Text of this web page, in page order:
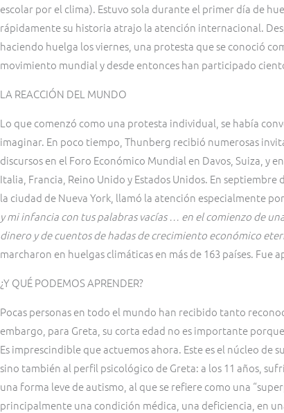
escolar por el clima). Estuvo sola durante el primer día de
rápidamente su historia atrajo la atención internacional.
haciendo huelga los viernes, una protesta que se conoció
movimiento mundial y desde entonces han participado
LA REACCIÓN DEL MUNDO
Lo que comenzó como una protesta individual, se había
imaginar. En poco tiempo, Thunberg recibió numerosas
discursos en el Foro Económico Mundial en Davos, Suiza, y
Italia, Francia, Reino Unido y Estados Unidos. En
la ciudad de Nueva York, llamó la atención especialmente
y mi infancia con tus palabras vacías … en el comienzo de
dinero y de cuentos de hadas de crecimiento económico
marcharon en huelgas climáticas en más de 163 países. Fue
¿Y QUÉ PODEMOS APRENDER?
Pocas personas en todo el mundo han recibido tanto
embargo, para Greta, su corta edad no es importante
Es imprescindible que actuemos ahora. Este es el núcleo de
sino también al perfil psicológico de Greta: a los 11 años,
una forma leve de autismo, al que se refiere como una
principalmente una condición médica, una deficiencia, en